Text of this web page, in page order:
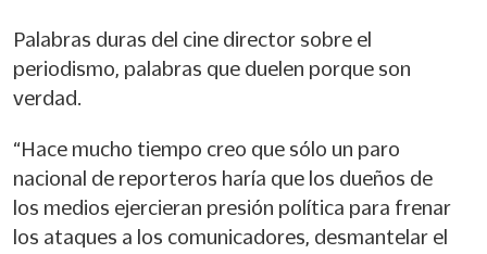
Palabras duras del cine director sobre el
periodismo, palabras que duelen porque son
verdad.
“Hace mucho tiempo creo que sólo un paro
nacional de reporteros haría que los dueños de
los medios ejercieran presión política para frenar
los ataques a los comunicadores, desmantelar el